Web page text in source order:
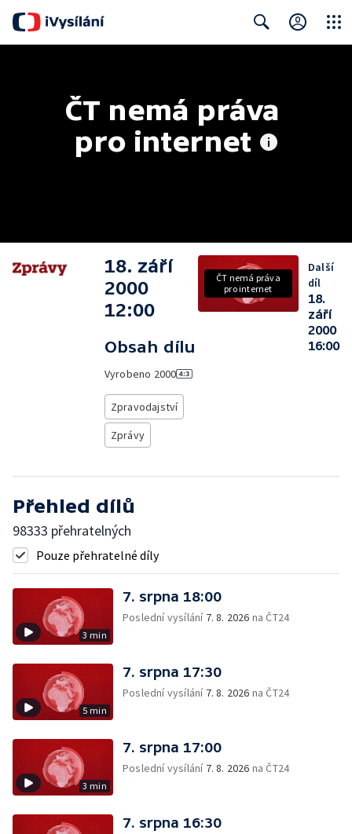
ČT nemá práva
pro internet
18. září
2000
12:00
Obsah dílu
Vyrobeno 2000
Zpravodajství
Zprávy
ČT nemá práva
pro internet
Další
díl
18.
září
2000
16:00
Přehled dílů
98333 přehratelných
Pouze přehratelné díly
3 min
7. srpna 18:00
Poslední vysílání 7. 8. 2026 na ČT24
5 min
7. srpna 17:30
Poslední vysílání 7. 8. 2026 na ČT24
3 min
7. srpna 17:00
Poslední vysílání 7. 8. 2026 na ČT24
7. srpna 16:30